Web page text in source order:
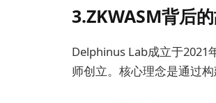
3.ZKWASM背后
Delphinus Lab成立于2021
师创立。核心理念是通过